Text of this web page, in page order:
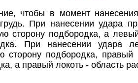
чтобы в момент
При нанесении удара
сторону подбородка, а
При нанесении удара
сторону подбородка, правый
а правый локоть - область